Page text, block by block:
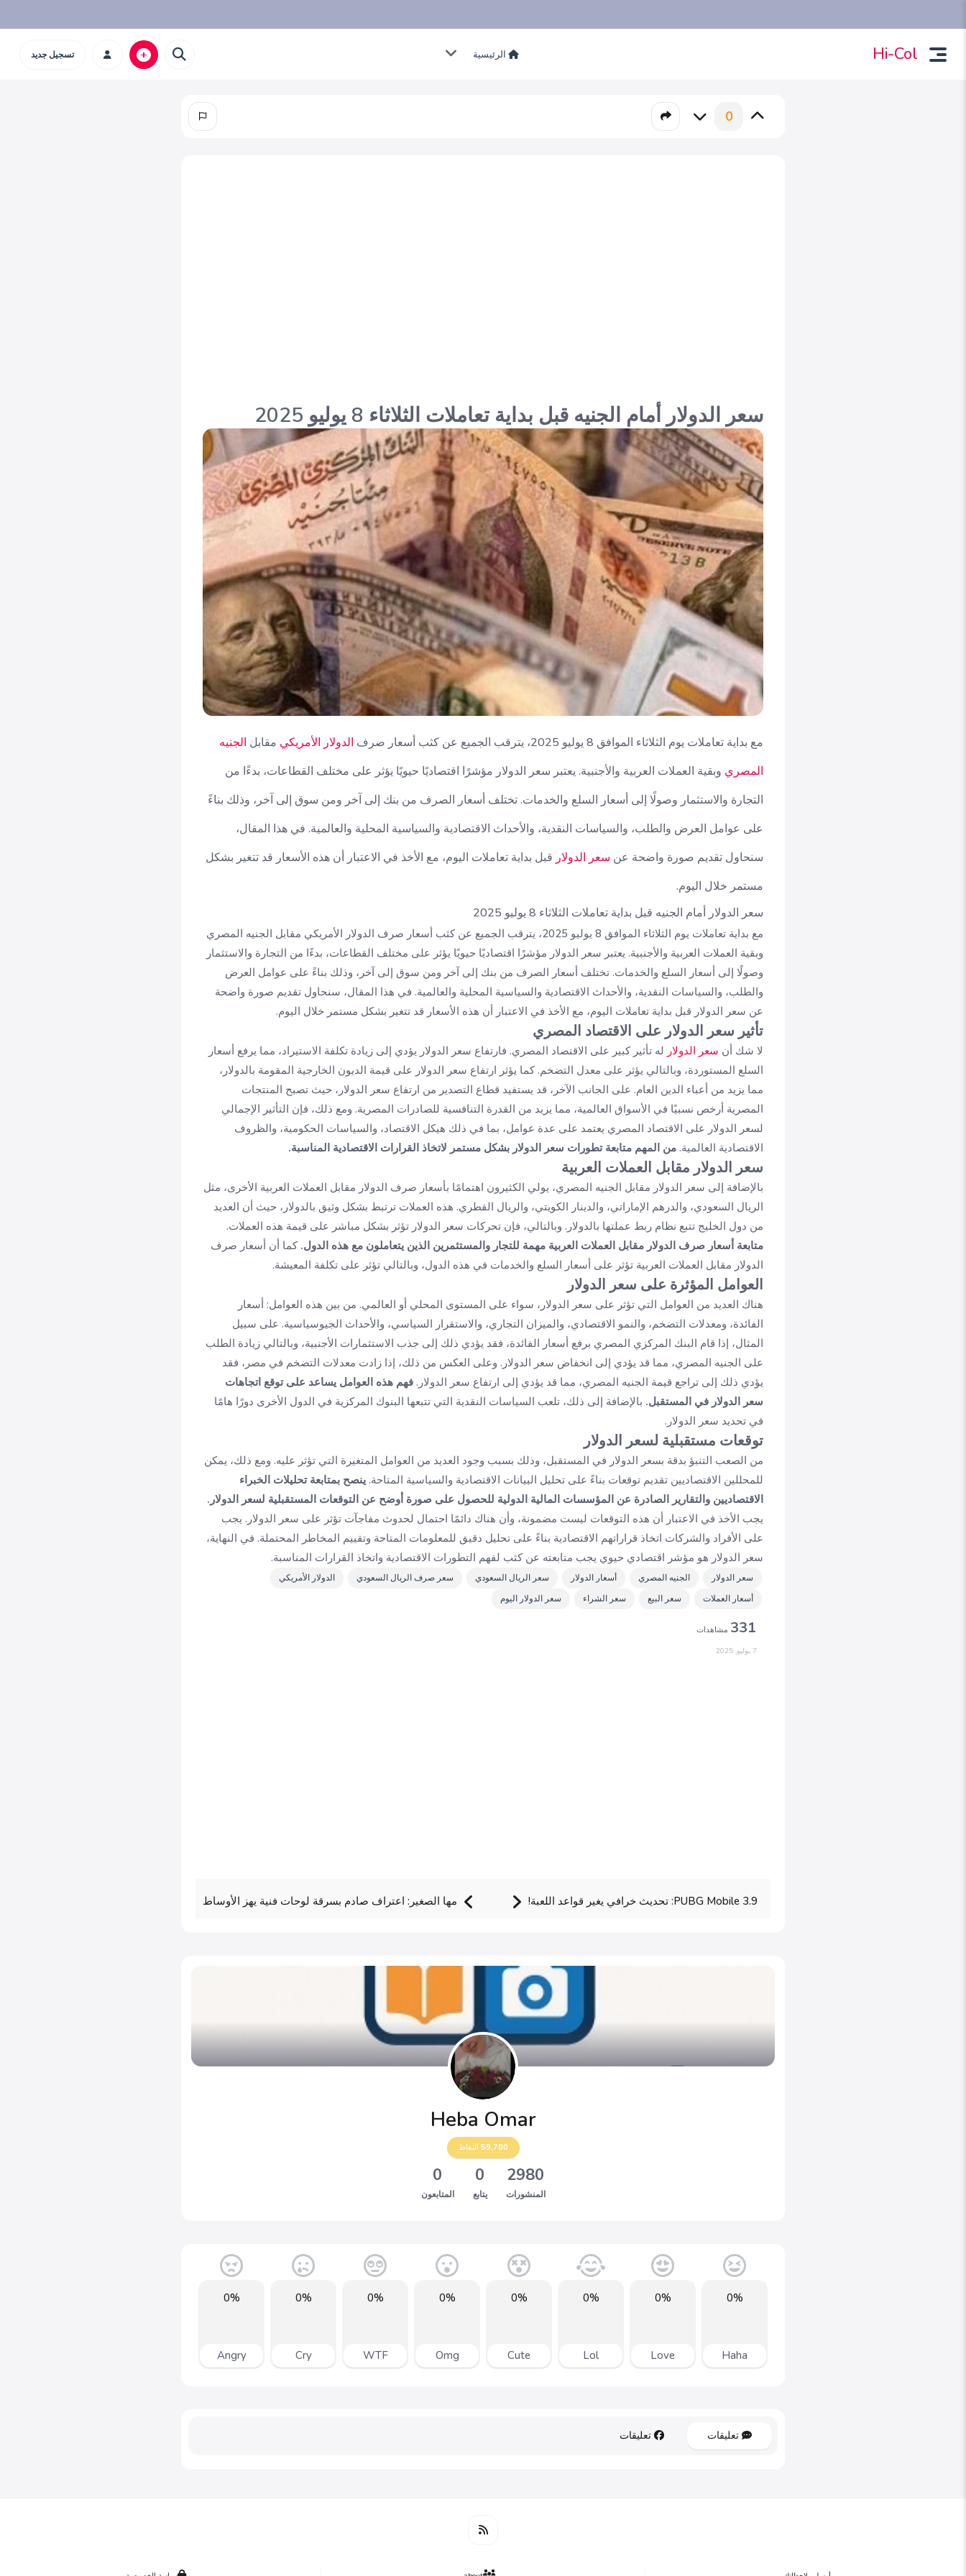
Hi-Col الرئيسية تسجيل جديد
0
سعر الدولار أمام الجنيه قبل بداية تعاملات الثلاثاء 8 يوليو 2025
مع بداية تعاملات يوم الثلاثاء الموافق 8 يوليو 2025، يترقب الجميع عن كثب أسعار صرف الدولار الأمريكي مقابل الجنيه
المصري وبقية العملات العربية والأجنبية. يعتبر سعر الدولار مؤشرًا اقتصاديًا حيويًا يؤثر على مختلف القطاعات، بدءًا من
التجارة والاستثمار وصولًا إلى أسعار السلع والخدمات. تختلف أسعار الصرف من بنك إلى آخر ومن سوق إلى آخر، وذلك بناءً
على عوامل العرض والطلب، والسياسات النقدية، والأحداث الاقتصادية والسياسية المحلية والعالمية. في هذا المقال،
سنحاول تقديم صورة واضحة عن سعر الدولار قبل بداية تعاملات اليوم، مع الأخذ في الاعتبار أن هذه الأسعار قد تتغير بشكل
مستمر خلال اليوم.
سعر الدولار أمام الجنيه قبل بداية تعاملات الثلاثاء 8 يوليو 2025
مع بداية تعاملات يوم الثلاثاء الموافق 8 يوليو 2025، يترقب الجميع عن كثب أسعار صرف الدولار الأمريكي مقابل الجنيه المصري
وبقية العملات العربية والأجنبية. يعتبر سعر الدولار مؤشرًا اقتصاديًا حيويًا يؤثر على مختلف القطاعات، بدءًا من التجارة والاستثمار
وصولًا إلى أسعار السلع والخدمات. تختلف أسعار الصرف من بنك إلى آخر ومن سوق إلى آخر، وذلك بناءً على عوامل العرض
والطلب، والسياسات النقدية، والأحداث الاقتصادية والسياسية المحلية والعالمية. في هذا المقال، سنحاول تقديم صورة واضحة
عن سعر الدولار قبل بداية تعاملات اليوم، مع الأخذ في الاعتبار أن هذه الأسعار قد تتغير بشكل مستمر خلال اليوم.
تأثير سعر الدولار على الاقتصاد المصري
لا شك أن سعر الدولار له تأثير كبير على الاقتصاد المصري. فارتفاع سعر الدولار يؤدي إلى زيادة تكلفة الاستيراد، مما يرفع أسعار
السلع المستوردة، وبالتالي يؤثر على معدل التضخم. كما يؤثر ارتفاع سعر الدولار على قيمة الديون الخارجية المقومة بالدولار،
مما يزيد من أعباء الدين العام. على الجانب الآخر، قد يستفيد قطاع التصدير من ارتفاع سعر الدولار، حيث تصبح المنتجات
المصرية أرخص نسبيًا في الأسواق العالمية، مما يزيد من القدرة التنافسية للصادرات المصرية. ومع ذلك، فإن التأثير الإجمالي
لسعر الدولار على الاقتصاد المصري يعتمد على عدة عوامل، بما في ذلك هيكل الاقتصاد، والسياسات الحكومية، والظروف
الاقتصادية العالمية. من المهم متابعة تطورات سعر الدولار بشكل مستمر لاتخاذ القرارات الاقتصادية المناسبة.
سعر الدولار مقابل العملات العربية
بالإضافة إلى سعر الدولار مقابل الجنيه المصري، يولي الكثيرون اهتمامًا بأسعار صرف الدولار مقابل العملات العربية الأخرى، مثل
الريال السعودي، والدرهم الإماراتي، والدينار الكويتي، والريال القطري. هذه العملات ترتبط بشكل وثيق بالدولار، حيث أن العديد
من دول الخليج تتبع نظام ربط عملتها بالدولار. وبالتالي، فإن تحركات سعر الدولار تؤثر بشكل مباشر على قيمة هذه العملات.
متابعة أسعار صرف الدولار مقابل العملات العربية مهمة للتجار والمستثمرين الذين يتعاملون مع هذه الدول. كما أن أسعار صرف
الدولار مقابل العملات العربية تؤثر على أسعار السلع والخدمات في هذه الدول، وبالتالي تؤثر على تكلفة المعيشة.
العوامل المؤثرة على سعر الدولار
هناك العديد من العوامل التي تؤثر على سعر الدولار، سواء على المستوى المحلي أو العالمي. من بين هذه العوامل: أسعار
الفائدة، ومعدلات التضخم، والنمو الاقتصادي، والميزان التجاري، والاستقرار السياسي، والأحداث الجيوسياسية. على سبيل
المثال، إذا قام البنك المركزي المصري برفع أسعار الفائدة، فقد يؤدي ذلك إلى جذب الاستثمارات الأجنبية، وبالتالي زيادة الطلب
على الجنيه المصري، مما قد يؤدي إلى انخفاض سعر الدولار. وعلى العكس من ذلك، إذا زادت معدلات التضخم في مصر، فقد
يؤدي ذلك إلى تراجع قيمة الجنيه المصري، مما قد يؤدي إلى ارتفاع سعر الدولار. فهم هذه العوامل يساعد على توقع اتجاهات
سعر الدولار في المستقبل. بالإضافة إلى ذلك، تلعب السياسات النقدية التي تتبعها البنوك المركزية في الدول الأخرى دورًا هامًا
في تحديد سعر الدولار.
توقعات مستقبلية لسعر الدولار
من الصعب التنبؤ بدقة بسعر الدولار في المستقبل، وذلك بسبب وجود العديد من العوامل المتغيرة التي تؤثر عليه. ومع ذلك، يمكن
للمحللين الاقتصاديين تقديم توقعات بناءً على تحليل البيانات الاقتصادية والسياسية المتاحة.ينصح بمتابعة تحليلات الخبراء
الاقتصاديين والتقارير الصادرة عن المؤسسات المالية الدولية للحصول على صورة أوضح عن التوقعات المستقبلية لسعر الدولار.
يجب الأخذ في الاعتبار أن هذه التوقعات ليست مضمونة، وأن هناك دائمًا احتمال لحدوث مفاجآت تؤثر على سعر الدولار. يجب
على الأفراد والشركات اتخاذ قراراتهم الاقتصادية بناءً على تحليل دقيق للمعلومات المتاحة وتقييم المخاطر المحتملة. في النهاية،
سعر الدولار هو مؤشر اقتصادي حيوي يجب متابعته عن كثب لفهم التطورات الاقتصادية واتخاذ القرارات المناسبة.
سعر الدولار الجنيه المصري أسعار الدولار سعر الريال السعودي سعر صرف الريال السعودي
الدولار الأمريكي
أسعار العملات
سعر البيع سعر الشراء سعر الدولار اليوم
331 مشاهدات
7 يوليو, 2025
مها الصغير: اعتراف صادم بسرقة لوحات فنية يهز الأوساط PUBG Mobile 3.9: تحديث خرافي يغير قواعد اللعبة!
Heba Omar
59,700 النقاط
2980
المنشورات
0
يتابع
0
المتابعون
0%
Haha
0%
Love
0%
Lol
0%
Cute
0%
Omg
0%
WTF
0%
Cry
0%
Angry
تعليقات تعليقات